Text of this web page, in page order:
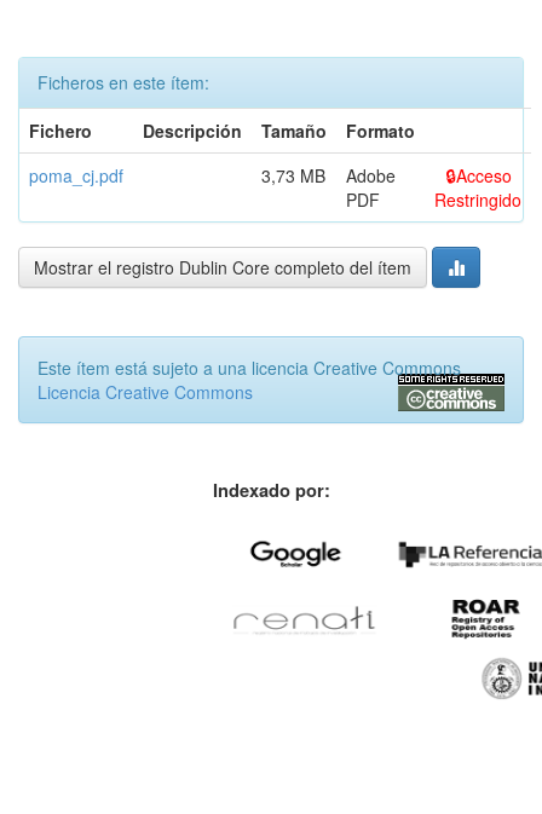
Ficheros en este ítem:
Fichero
Descripción Tamaño
Formato
poma_cj.pdf
3,73 MB
Adobe
PDF
Acceso
Restringido
Mostrar el registro Dublin Core completo del ítem
Este ítem está sujeto a una licencia Creative Commons
Licencia Creative Commons
Indexado por: